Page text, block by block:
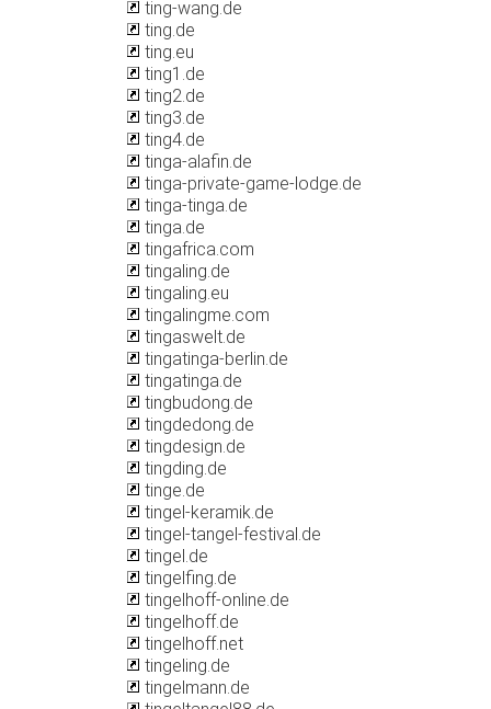
ting-wang.de
ting.de
ting.eu
ting1.de
ting2.de
ting3.de
ting4.de
tinga-alafin.de
tinga-private-game-lodge.de
tinga-tinga.de
tinga.de
tingafrica.com
tingaling.de
tingaling.eu
tingalingme.com
tingaswelt.de
tingatinga-berlin.de
tingatinga.de
tingbudong.de
tingdedong.de
tingdesign.de
tingding.de
tinge.de
tingel-keramik.de
tingel-tangel-festival.de
tingel.de
tingelfing.de
tingelhoff-online.de
tingelhoff.de
tingelhoff.net
tingeling.de
tingelmann.de